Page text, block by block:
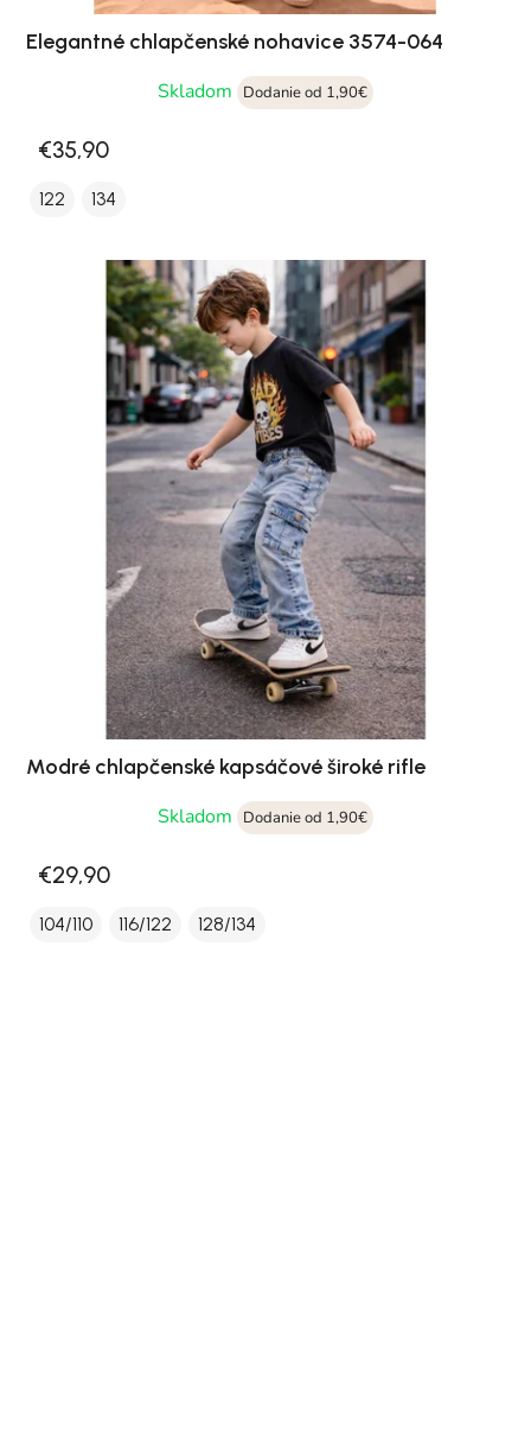
Elegantné chlapčenské nohavice 3574-064
Skladom
Dodanie od 1,90€
€35,90
122 134
Modré chlapčenské kapsáčové široké rifle
Skladom
Dodanie od 1,90€
€29,90
104/110 116/122 128/134